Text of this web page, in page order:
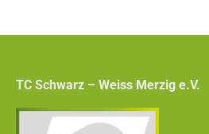
TC Schwarz – Weiss Merzig e.V.